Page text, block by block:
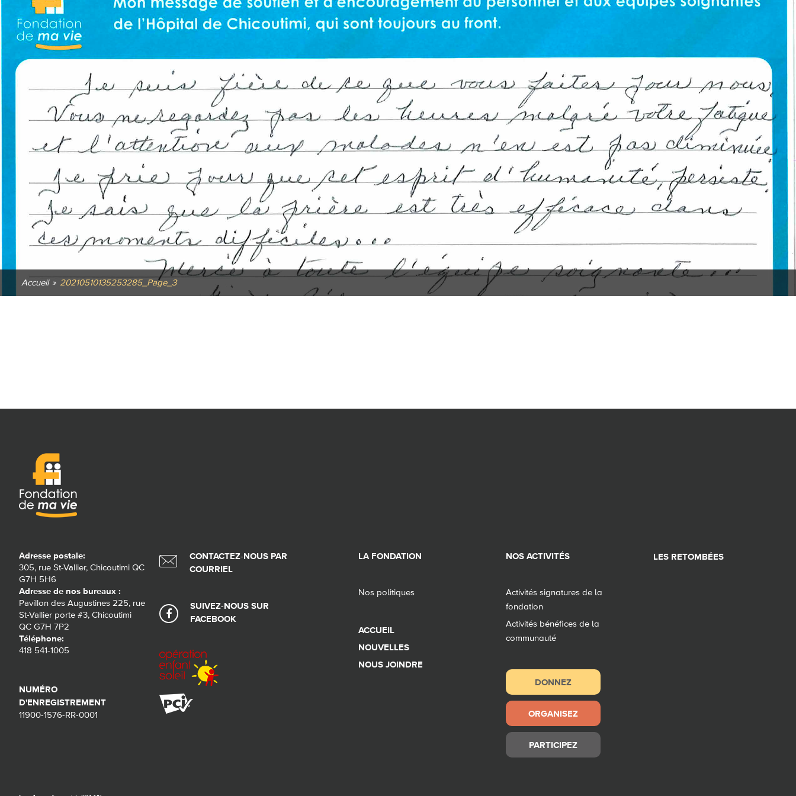
Accueil » 20210510135253285_Page_3
Adresse postale:
305, rue St-Vallier, Chicoutimi QC
G7H 5H6
Adresse de nos bureaux :
Pavillon des Augustines 225, rue
St-Vallier porte #3, Chicoutimi
QC G7H 7P2
Téléphone:
418 541-1005
NUMÉRO
D'ENREGISTREMENT
11900-1576-RR-0001
CONTACTEZ-NOUS PAR
COURRIEL
SUIVEZ-NOUS SUR
FACEBOOK
LA FONDATION
Nos politiques
ACCUEIL
NOUVELLES
NOUS JOINDRE
NOS ACTIVITÉS
Activités signatures de la
fondation
Activités bénéfices de la
communauté
DONNEZ
ORGANISEZ
PARTICIPEZ
LES RETOMBÉES